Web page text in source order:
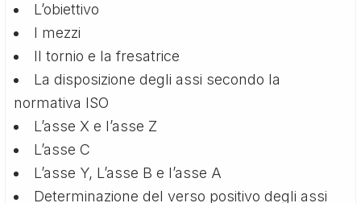
L’obiettivo
I mezzi
Il tornio e la fresatrice
La disposizione degli assi secondo la
normativa ISO
L’asse X e l’asse Z
L’asse C
L’asse Y, L’asse B e l’asse A
Determinazione del verso positivo degli assi